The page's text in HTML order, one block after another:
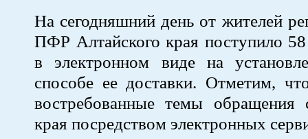
На сегодняшний день от жителей
ПФР Алтайского края поступило
в электронном виде на
способе ее доставки. Отметим,
востребованные темы обращения
края посредством электронных